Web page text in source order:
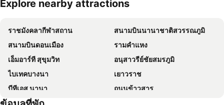
Explore nearby attractions
ราชมังคลากีฬาสถาน
สนามบินนานาชาติสวรรณภูมิ
สนามบินดอนเมือง
รามคำแหง
เอ็มอาร์ที สุขุมวิท
อนุสาวรีย์ชัยสมรภูมิ
ไบเทคบางนา
เยาวราช
บีทีเอส นานา
ถนนข้าวสาร
Suphachalasai Stadium